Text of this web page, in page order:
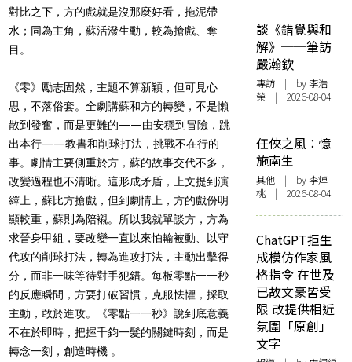
對比之下，方的戲就是沒那麼好看，拖泥帶
水；同為主角，蘇活潑生動，較為搶戲、奪
目。
《零》勵志固然，主題不算新穎，但可見心
思，不落俗套。全劇講蘇和方的轉變，不是懶
散到發奮，而是更難的——由安穩到冒險，跳
出本行——教書和削球打法，挑戰不在行的
事。劇情主要側重於方，蘇的故事交代不多，
改變過程也不清晰。這形成矛盾，上文提到演
繹上，蘇比方搶戲，但到劇情上，方的戲份明
顯較重，蘇則為陪襯。所以我就單談方，方為
求晉身甲組，要改變一直以來怕輸被動、以守
代攻的削球打法，轉為進攻打法，主動出擊得
分，而非一味等待對手犯錯。每板零點一一秒
的反應瞬間，方要打破習慣，克服怯懼，採取
主動，敢於進攻。《零點一一秒》說到底意義
不在於即時，把握千鈞一髮的關鍵時刻，而是
轉念一刻，創造時機 。
談《錯覺與和
解》──筆訪
嚴瀚欽
專訪 | by 李浩
榮 | 2026-08-04
任俠之風：憶
施南生
其他 | by 李焯
桃 | 2026-08-04
ChatGPT拒生
成模仿作家風
格指令 在世及
已故文豪皆受
限 改提供相近
氛圍「原創」
文字